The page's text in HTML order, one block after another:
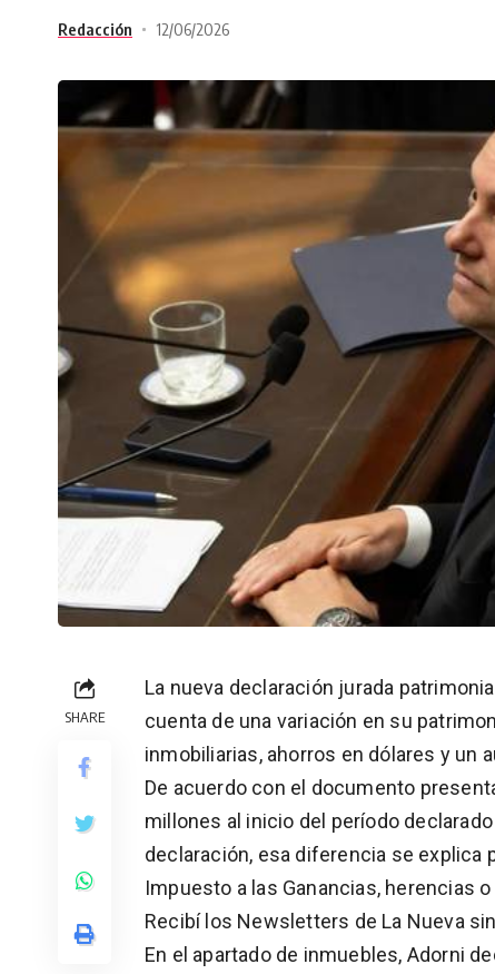
Redacción 12/06/2026
SHARE
La nueva declaración jurada
cuenta de una variación en su
inmobiliarias, ahorros en dólares y un
De acuerdo con el documento
millones al inicio del período
declaración, esa diferencia se explica
Impuesto a las Ganancias, herencias
Recibí los Newsletters de La Nueva
En el apartado de inmuebles, Adorni